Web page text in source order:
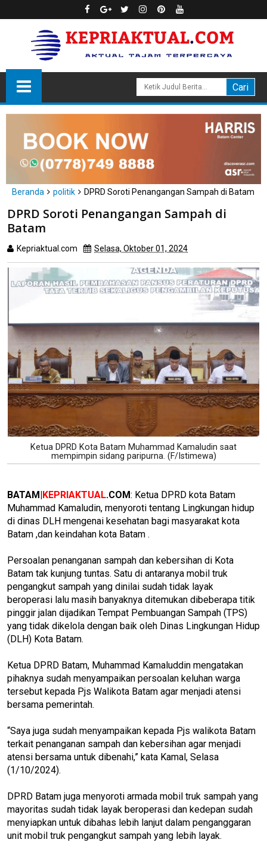
Beranda politik DPRD Soroti Penangangan Sampah di Batam
DPRD Soroti Penangangan Sampah di
Batam
Kepriaktual.com Selasa, Oktober 01, 2024
Ketua DPRD Kota Batam Muhammad Kamaludin saat
mempimpin sidang paripurna. (F/Istimewa)
BATAM|KEPRIAKTUAL.COM: Ketua DPRD kota Batam
Muhammad Kamaludin, menyoroti tentang Lingkungan hidup
di dinas DLH mengenai kesehatan bagi masyarakat kota
Batam ,dan keindahan kota Batam .
Persoalan penanganan sampah dan kebersihan di Kota
Batam tak kunjung tuntas. Satu di antaranya mobil truk
pengangkut sampah yang dinilai sudah tidak layak
beroperasi lalu masih banyaknya ditemukan dibeberapa titik
pinggir jalan dijadikan Tempat Pembuangan Sampah (TPS)
yang tidak dikelola dengan baik oleh Dinas Lingkungan Hidup
(DLH) Kota Batam.
Ketua DPRD Batam, Muhammad Kamaluddin mengatakan
pihaknya sudah menyampaikan persoalan keluhan warga
tersebut kepada Pjs Walikota Batam agar menjadi atensi
bersama pemerintah.
“Saya juga sudah menyampaikan kepada Pjs walikota Batam
terkait penanganan sampah dan kebersihan agar menjadi
atensi bersama untuk dibenahi,” kata Kamal, Selasa
(1/10/2024).
DPRD Batam juga menyoroti armada mobil truk sampah yang
mayoritas sudah tidak layak beroperasi dan kedepan sudah
menyiapkan untuk dibahas lebih lanjut dalam penganggaran
unit mobil truk pengangkut sampah yang lebih layak.